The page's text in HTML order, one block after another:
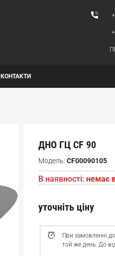
КОНТАКТИ
ДНО ГЦ CF 90
Модель: CF00090105
В наявності: немає
При замовленні
той же день. До
уточніть ціну